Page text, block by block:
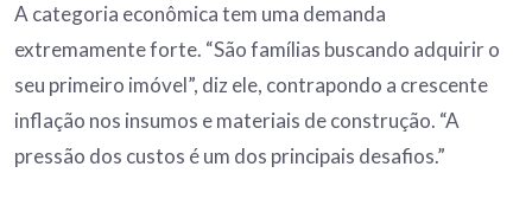
A categoria econômica tem uma demanda
extremamente forte. “São famílias buscando adquirir o
seu primeiro imóvel”, diz ele, contrapondo a crescente
inflação nos insumos e materiais de construção. “A
pressão dos custos é um dos principais desafios.”